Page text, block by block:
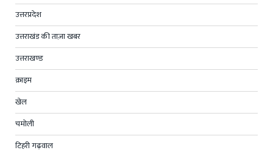
उत्तरप्रदेश
उत्तराखंड की ताज़ा खबर
उत्तराखण्ड
क्राइम
खेल
चमोली
टिहरी गढ़वाल